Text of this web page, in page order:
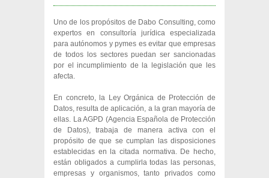
Uno de los propósitos de Dabo Consulting, como
expertos en consultoría jurídica especializada
para autónomos y pymes es evitar que empresas
de todos los sectores puedan ser sancionadas
por el incumplimiento de la legislación que les
afecta.
En concreto, la Ley Orgánica de Protección de
Datos, resulta de aplicación, a la gran mayoría de
ellas. La AGPD (Agencia Española de Protección
de Datos), trabaja de manera activa con el
propósito de que se cumplan las disposiciones
establecidas en la citada normativa. De hecho,
están obligados a cumplirla todas las personas,
empresas y organismos, tanto privados como